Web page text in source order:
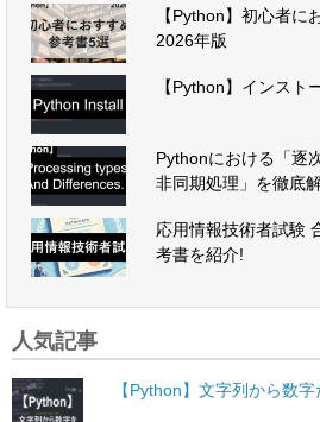
【Python】初心者
2026年版
【Python】インスト
Pythonにおける「逐
非同期処理」を徹底
応用情報技術者試験
考書を紹介!
人気記事
【Python】文字列から数